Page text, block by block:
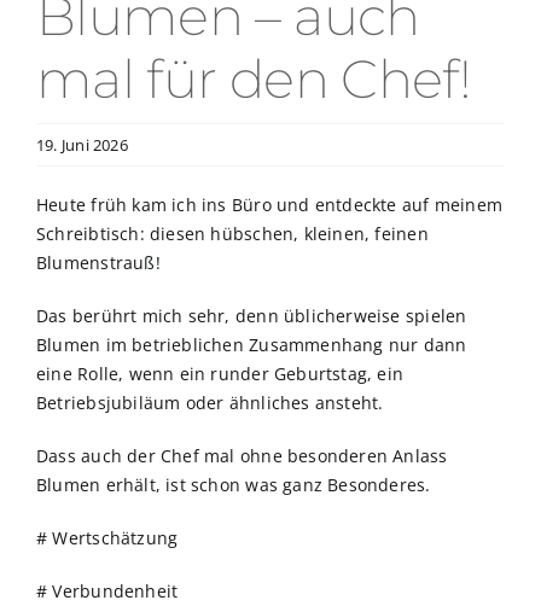
Blumen – auch
mal für den Chef!
19. Juni 2026
Heute früh kam ich ins Büro und entdeckte auf meinem
Schreibtisch: diesen hübschen, kleinen, feinen
Blumenstrauß!
Das berührt mich sehr, denn üblicherweise spielen
Blumen im betrieblichen Zusammenhang nur dann
eine Rolle, wenn ein runder Geburtstag, ein
Betriebsjubiläum oder ähnliches ansteht.
Dass auch der Chef mal ohne besonderen Anlass
Blumen erhält, ist schon was ganz Besonderes.
# Wertschätzung
# Verbundenheit